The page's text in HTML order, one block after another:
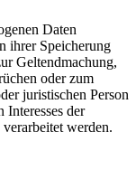
Daten
ihrer Speicherung
Geltendmachung,
oder zum
juristischen Person
Interesses der
werden.